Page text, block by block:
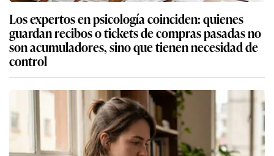
Los expertos en psicología coinciden: quienes
guardan recibos o tickets de compras pasadas no
son acumuladores, sino que tienen necesidad de
control